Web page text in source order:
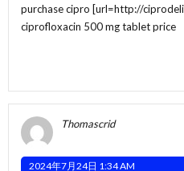
purchase cipro [url=http://
ciprofloxacin 500 mg tablet price
Thomascrid
2024年7月24日 1:34 AM